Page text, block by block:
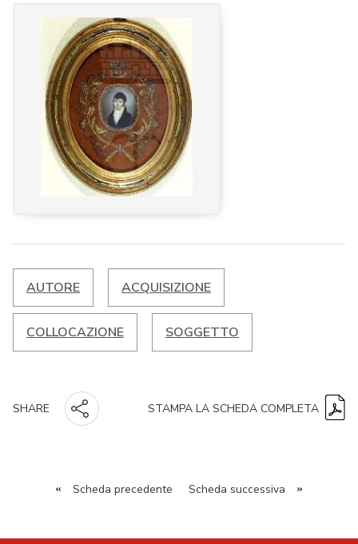
AUTORE ACQUISIZIONE
COLLOCAZIONE SOGGETTO
SHARE STAMPA LA SCHEDA COMPLETA
« Scheda precedente Scheda successiva »